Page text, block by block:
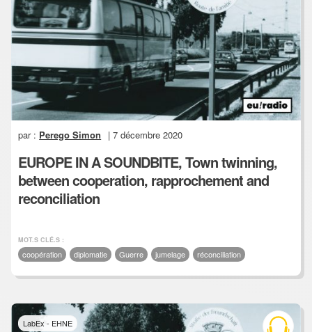
par : Perego Simon | 7 décembre 2020
EUROPE IN A SOUNDBITE, Town twinning,
between cooperation, rapprochement and
reconciliation
MOT.S CLÉ.S :
coopération diplomatie Guerre jumelage réconciliation
LabEx - EHNE